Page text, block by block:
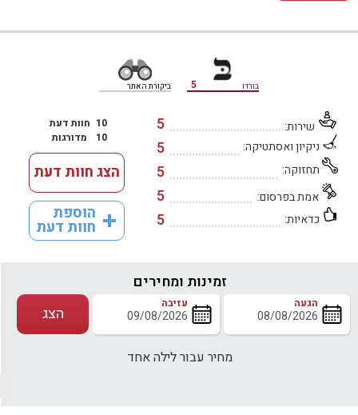
בורדו 5 ביקורת האתר
שירות: 5
ניקיון ואסתטיקה: 5
תחזוקה: 5
אמת בפרסום: 5
כדאיות: 5
10 חוות דעת
10
מדורגות
הצג חוות דעת
הוספת
חוות דעת
זמינות ומחירים
הגעה עזיבה
מחיר עבור לילה אחד
הצג